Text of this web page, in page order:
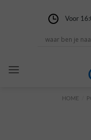
Voor14
HOME